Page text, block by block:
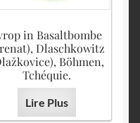
in Basaltbombe
Dlaschkowitz
Böhmen,
Tchéquie.
Lire Plus